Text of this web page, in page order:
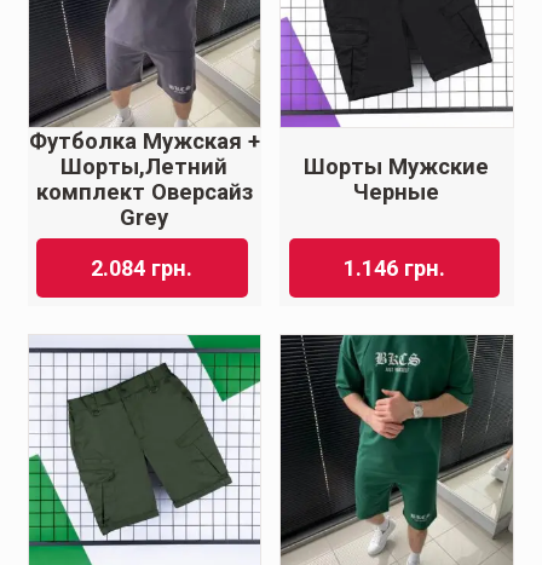
Футболка Мужская +
Шорты,Летний
комплект Оверсайз
Grey
2.084 грн.
Шорты Мужские
Черные
1.146 грн.